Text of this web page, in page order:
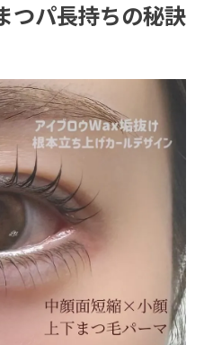
パ持続法を徹底解説
期間アップのコツ
持ちが良いまつパ探し
ケアアイテム紹介
る生活習慣の工夫
とサロン選びのポイン
のサロン選び基準
しいケア方法
高める美容液活用術
つパ長持ちの秘訣